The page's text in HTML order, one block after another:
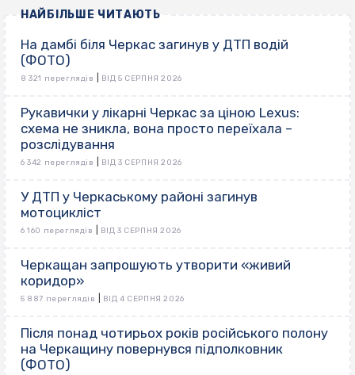
НАЙБІЛЬШЕ ЧИТАЮТЬ
На дамбі біля Черкас загинув у ДТП водій
(ФОТО)
8 321 переглядів ВІД 5 СЕРПНЯ 2026
Рукавички у лікарні Черкас за ціною Lexus:
схема не зникла, вона просто переїхала –
розслідування
6 342 переглядів ВІД 3 СЕРПНЯ 2026
У ДТП у Черкаському районі загинув
мотоцикліст
6 160 переглядів ВІД 3 СЕРПНЯ 2026
Черкащан запрошують утворити «живий
коридор»
5 887 переглядів ВІД 4 СЕРПНЯ 2026
Після понад чотирьох років російського полону
на Черкащину повернувся підполковник
(ФОТО)